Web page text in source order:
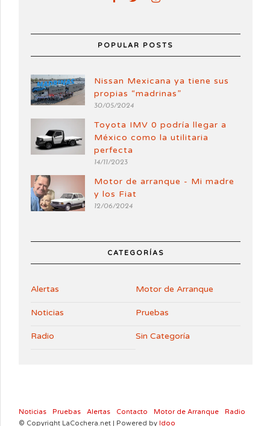
POPULAR POSTS
Nissan Mexicana ya tiene sus
propias “madrinas”
30/05/2024
Toyota IMV 0 podría llegar a
México como la utilitaria
perfecta
14/11/2023
Motor de arranque - Mi madre
y los Fiat
12/06/2024
CATEGORÍAS
Alertas Motor de Arranque
Noticias Pruebas
Radio Sin Categoría
Noticias Pruebas Alertas Contacto Motor de Arranque
Radio
© Copyright LaCochera.net | Powered by Idoo